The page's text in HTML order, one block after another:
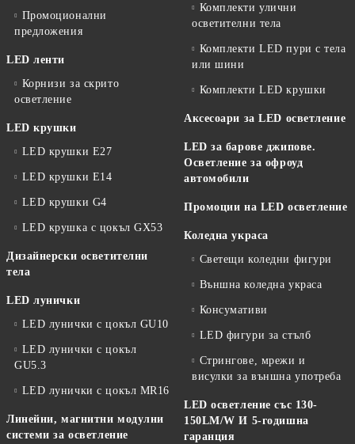
Промоционални
предложения
LED ленти
Корнизи за скрито
осветление
LED крушки
LED крушки E27
LED крушки E14
LED крушки G4
LED крушка с цокъл GX53
Дизайнерски осветителни
тела
LED лунички
LED лунички с цокъл GU10
LED лунички с цокъл
GU5.3
LED лунички с цокъл MR16
Линейни, магнитни модулни
системи за осветление
Комплекти улични
осветителни тела
Комплекти LED пури с тела
или шини
Комплекти LED крушки
Аксесоари за LED осветление
LED за барове джипове.
Осветление за офроуд
автомобили
Промоции на LED осветление
Коледна украса
Светещи коледни фигури
Външна коледна украса
Консумативи
LED фигури за стълб
Стрингове, мрежи и
висулки за външна употреба
LED осветление със 130-
150LM/W И 5-годишна
гаранция